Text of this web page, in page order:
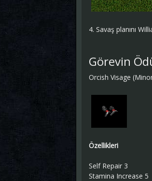
4. Savaş planını
Görevin
Orcish Visage
Özellikleri
Self Repair 3
Stamina Increase 5